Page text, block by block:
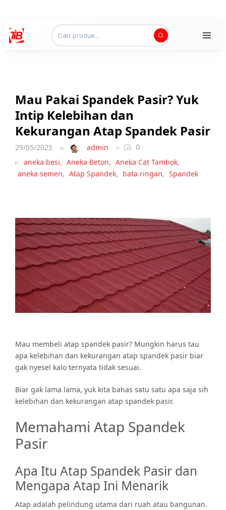
Mau Pakai Spandek Pasir? Yuk
Intip Kelebihan dan
Kekurangan Atap Spandek Pasir
29/05/2025 admin
0
aneka besi, Aneka Beton, Aneka Cat Tambok,
aneka semen, Atap Spandek, bata ringan, Spandek
Mau membeli atap spandek pasir? Mungkin harus tau
apa kelebihan dan kekurangan atap spandek pasir biar
gak nyesel kalo ternyata tidak sesuai.
Biar gak lama lama, yuk kita bahas satu satu apa saja sih
kelebihan dan kekurangan atap spandek pasir.
Memahami Atap Spandek
Pasir
Apa Itu Atap Spandek Pasir dan
Mengapa Atap Ini Menarik
Atap adalah pelindung utama dari ruah atau bangunan.